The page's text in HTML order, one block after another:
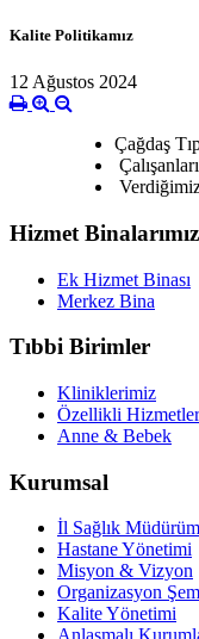
Kalite Politikamız
12 Ağustos 2024
Çağdaş
Hizmet Binalarımız
Ek Hizmet Binası
Merkez Bina
Tıbbi Birimler
Kliniklerimiz
Özellikli Hizmetler
Anne & Bebek
Kurumsal
İl Sağlık
Hastane Yönetimi
Misyon & Vizyon
Organizasyon
Kalite Yönetimi